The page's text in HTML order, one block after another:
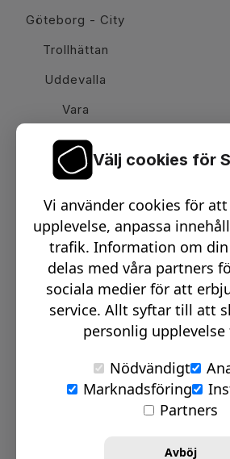
Göteborg - City
Trollhättan
Uddevalla
Vara
Email:
PSST, HÄNG MED PÅ
© Signmakerr 2022 -
Integritetspolicy
Välj cookies för
Vi använder cookies för
upplevelse, anpassa
trafik. Information om
delas med våra partners
sociala medier för att
service. Allt syftar till att
personlig
Nödvändigt
Marknadsföring
Partners
Avböj